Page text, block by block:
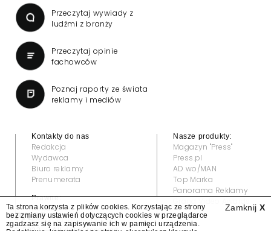
Przeczytaj wywiady z
ludźmi z branży
Przeczytaj opinie
fachowców
Poznaj raporty ze świata
reklamy i mediów
Kontakty do nas
Redakcja
Wydawca
Biuro reklamy
Prenumerata
Prawne:
Regulamin
Klauzula informacyjna
Nasze produkty:
Magazyn "Press"
Press.pl
AD wo/MAN
Top Marka
Panorama Reklamy
Zamknij X
Ta strona korzysta z plików cookies. Korzystając ze strony
bez zmiany ustawień dotyczących cookies w przeglądarce
zgadzasz się na zapisywanie ich w pamięci urządzenia.